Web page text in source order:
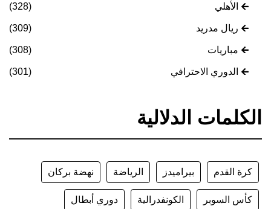
الأهلي (328)
ريال مدريد (309)
مباريات (308)
الدوري الاحترافي (301)
الكلمات الدلالية
كرة القدم بيراميدز الرياضة نهضة بركان
كأس السوبر الكونفدرالية دوري أبطال